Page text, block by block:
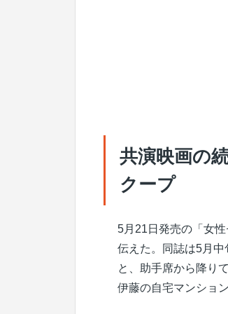
共演映画の
クープ
5月21日発売の「女
伝えた。同誌は5月
と、助手席から降り
伊藤の自宅マンショ